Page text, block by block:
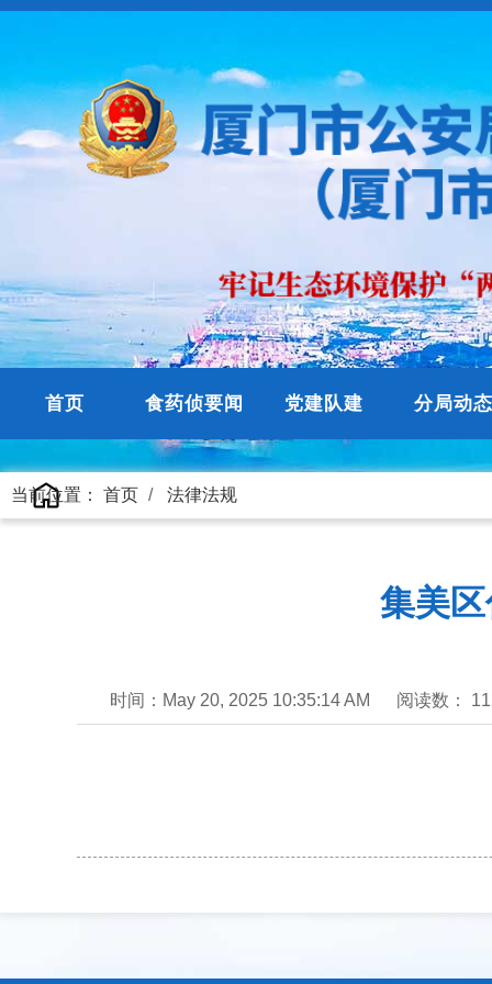
首页 食药侦要闻 党建队建 分局动态
当前位置： 首页 法律法规
集美
时间：May 20, 2025 10:35:14 AM 阅读数：